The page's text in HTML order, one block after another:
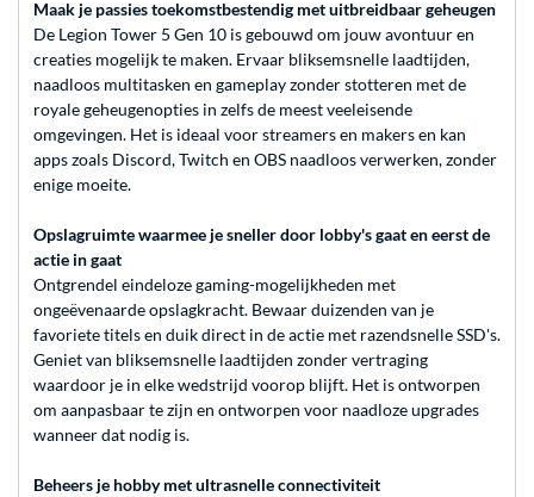
Maak je passies toekomstbestendig met uitbreidbaar geheugen
De Legion Tower 5 Gen 10 is gebouwd om jouw avontuur en
creaties mogelijk te maken. Ervaar bliksemsnelle laadtijden,
naadloos multitasken en gameplay zonder stotteren met de
royale geheugenopties in zelfs de meest veeleisende
omgevingen. Het is ideaal voor streamers en makers en kan
apps zoals Discord, Twitch en OBS naadloos verwerken, zonder
enige moeite.
Opslagruimte waarmee je sneller door lobby's gaat en eerst de
actie in gaat
Ontgrendel eindeloze gaming-mogelijkheden met
ongeëvenaarde opslagkracht. Bewaar duizenden van je
favoriete titels en duik direct in de actie met razendsnelle SSD's.
Geniet van bliksemsnelle laadtijden zonder vertraging
waardoor je in elke wedstrijd voorop blijft. Het is ontworpen
om aanpasbaar te zijn en ontworpen voor naadloze upgrades
wanneer dat nodig is.
Beheers je hobby met ultrasnelle connectiviteit